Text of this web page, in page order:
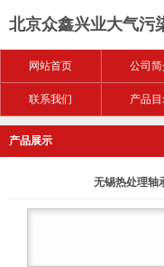
北京众鑫兴业大气污
网站首页 公司
联系我们 产品
产品展示
无锡热处理轴